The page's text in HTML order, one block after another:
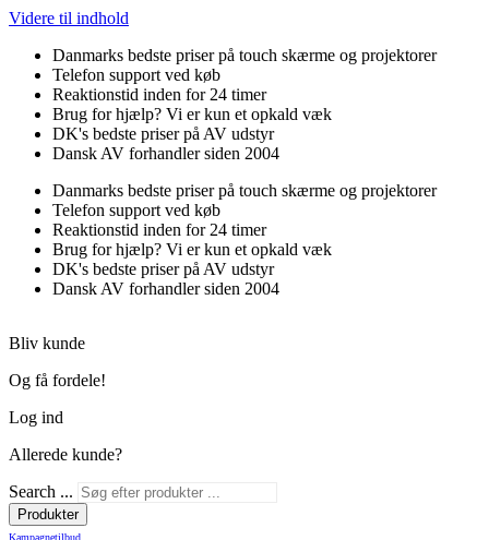
Videre til indhold
Danmarks bedste priser på touch skærme og projektorer
Telefon support ved køb
Reaktionstid inden for 24 timer
Brug for hjælp? Vi er kun et opkald væk
DK's bedste priser på AV udstyr
Dansk AV forhandler siden 2004
Danmarks bedste priser på touch skærme og projektorer
Telefon support ved køb
Reaktionstid inden for 24 timer
Brug for hjælp? Vi er kun et opkald væk
DK's bedste priser på AV udstyr
Dansk AV forhandler siden 2004
Bliv kunde
Og få fordele!
Log ind
Allerede kunde?
Search ...
Produkter
Kampagnetilbud